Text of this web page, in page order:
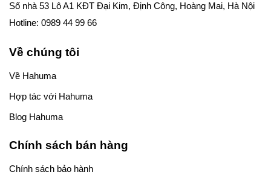
Số nhà 53 Lô A1 KĐT Đại Kim, Định Công, Hoàng Mai, Hà Nội
Hotline: 0989 44 99 66
Về chúng tôi
Về Hahuma
Hợp tác với Hahuma
Blog Hahuma
Chính sách bán hàng
Chính sách bảo hành